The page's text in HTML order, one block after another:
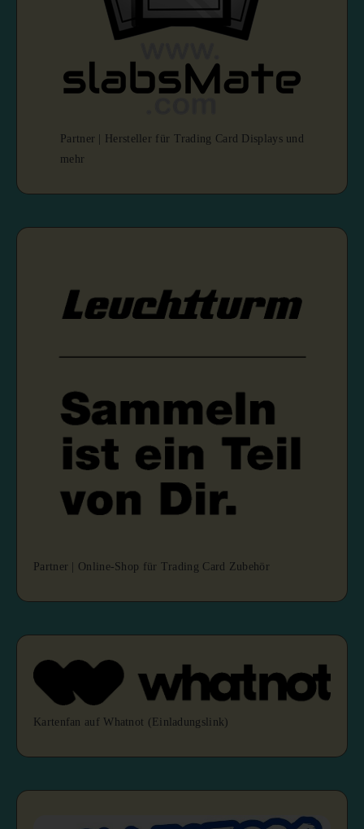
Partner | Hersteller für Trading Card Displays und
mehr
Partner | Online-Shop für Trading Card Zubehör
Kartenfan auf Whatnot (Einladungslink)